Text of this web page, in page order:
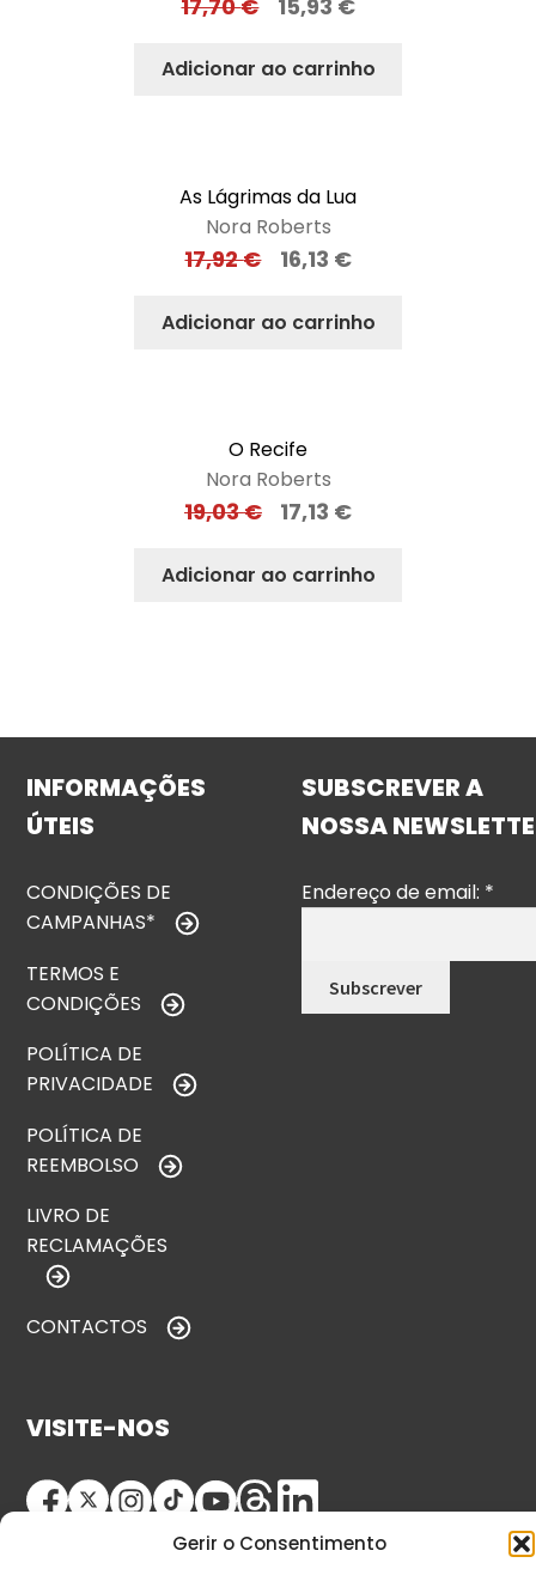
Gerir o Consentimento
17,70€ 15,93 €
Adicionar ao carrinho
As Lágrimas da Lua
Nora Roberts
17,92€ 16,13 €
Adicionar ao carrinho
O Recife
Nora Roberts
19,03€ 17,13 €
Adicionar ao carrinho
INFORMAÇÕES
ÚTEIS
CONDIÇÕES DE
CAMPANHAS*
TERMOS E
CONDIÇÕES
POLÍTICA DE
PRIVACIDADE
POLÍTICA DE
REEMBOLSO
LIVRO DE
RECLAMAÇÕES
CONTACTOS
SUBSCREVER A
NOSSA
Endereço de email: *
VISITE-NOS